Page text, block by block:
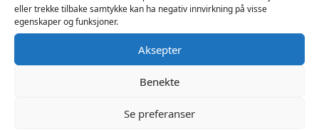
eller trekke tilbake samtykke kan ha negativ innvirkning på visse
egenskaper og funksjoner.
Aksepter
Benekte
Se preferanser
Barcelona-design: Stolt designet og produsert i
Barcelona – med fokus på kvalitet, komfort og stil.